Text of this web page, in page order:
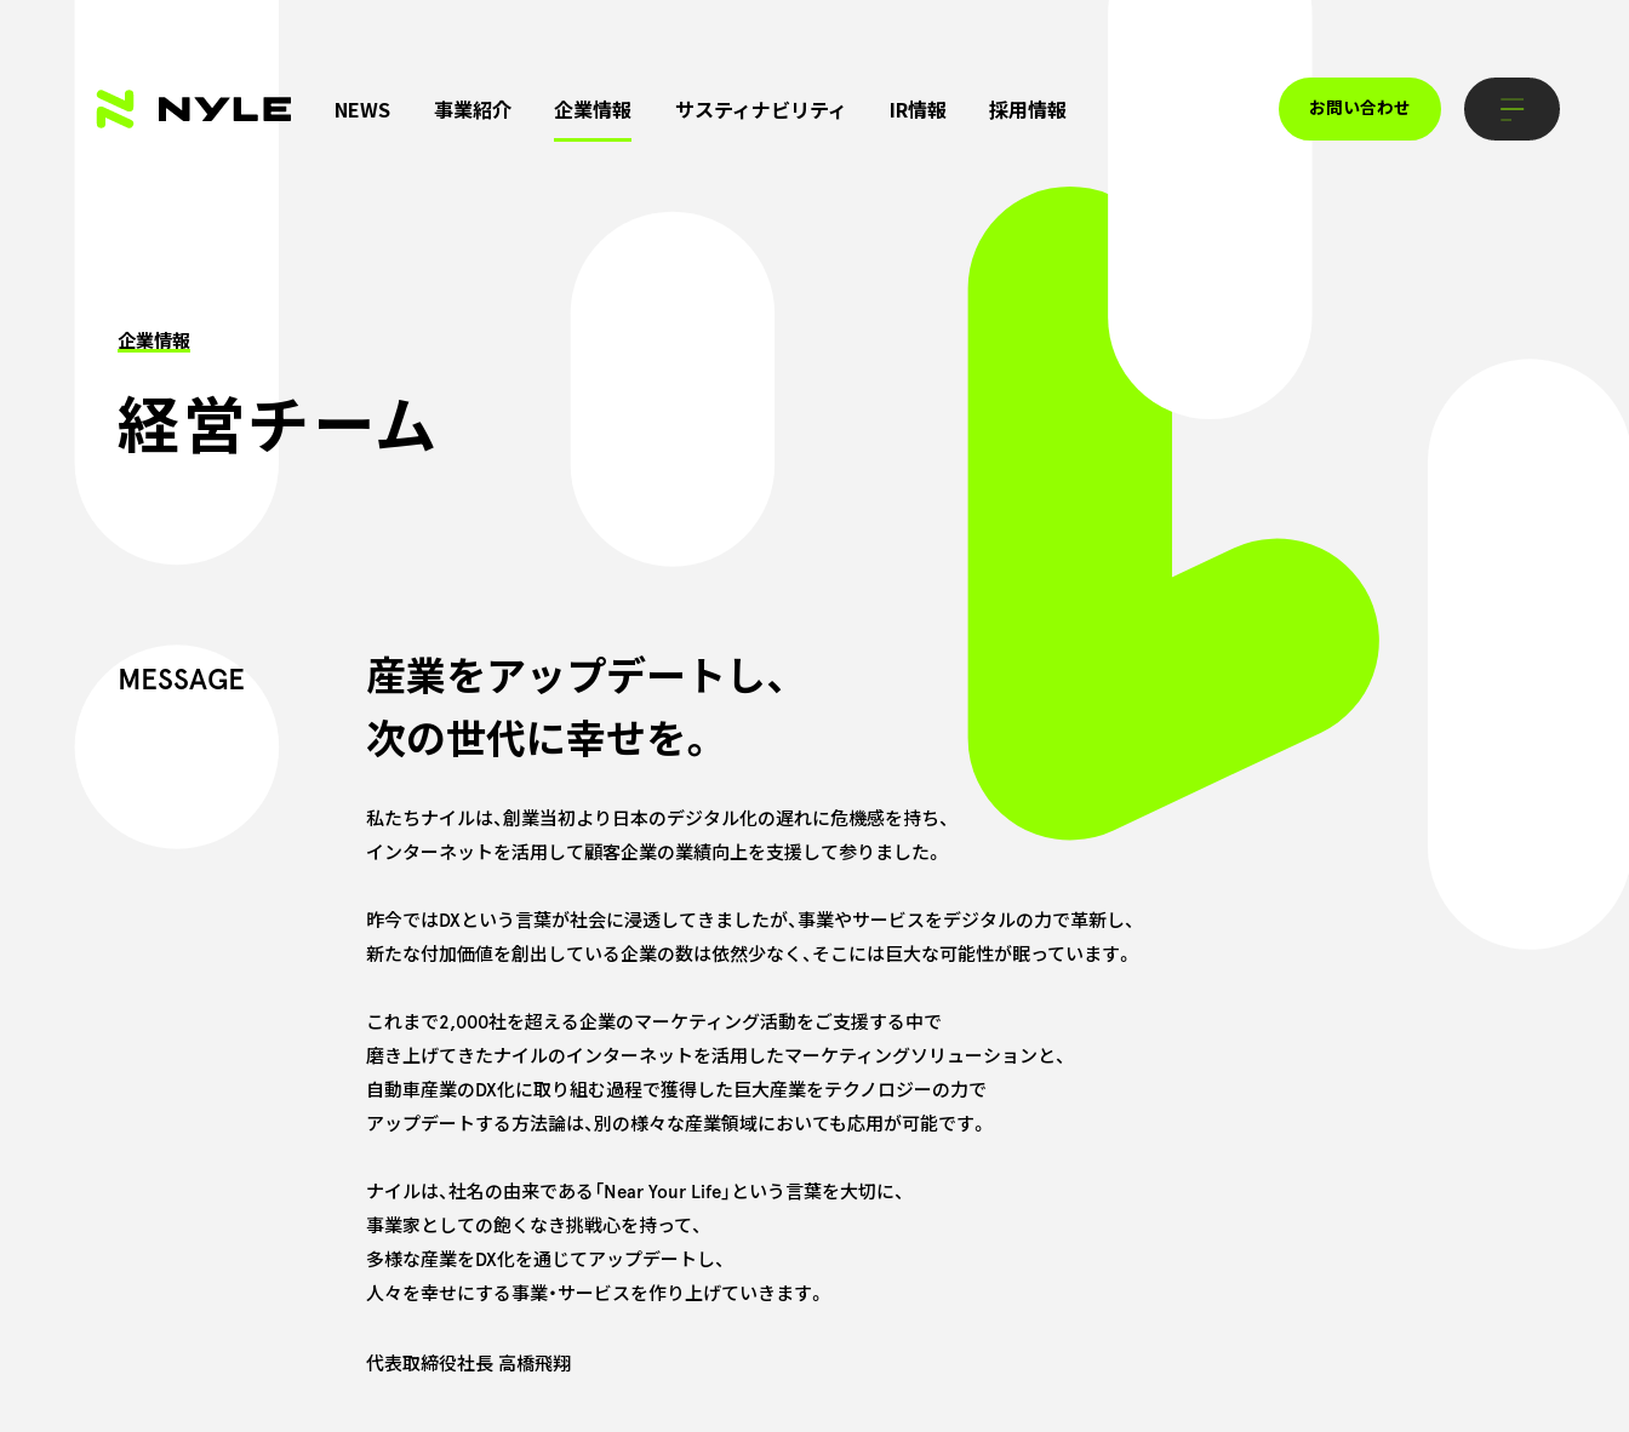
NEWS 事業紹介 企業情報 サスティナビリティ IR情報 採用情報 お問い合わせ
企業情報
経営チーム
MESSAGE
産業をアップデートし、
次の世代に幸せを。
私たちナイルは、創業当初より日本のデジタル化の遅れに危機感を持ち、
インターネットを活用して顧客企業の業績向上を支援して参りました。
昨今ではDXという言葉が社会に浸透してきましたが、事業やサービスをデジタルの力で革新し、
新たな付加価値を創出している企業の数は依然少なく、そこには巨大な可能性が眠っています。
これまで2,000社を超える企業のマーケティング活動をご支援する中で
磨き上げてきたナイルのインターネットを活用したマーケティングソリューションと、
自動車産業のDX化に取り組む過程で獲得した巨大産業をテクノロジーの力で
アップデートする方法論は、別の様々な産業領域においても応用が可能です。
ナイルは、社名の由来である「Near Your Life」という言葉を大切に、
事業家としての飽くなき挑戦心を持って、
多様な産業をDX化を通じてアップデートし、
人々を幸せにする事業・サービスを作り上げていきます。
代表取締役社長 高橋飛翔